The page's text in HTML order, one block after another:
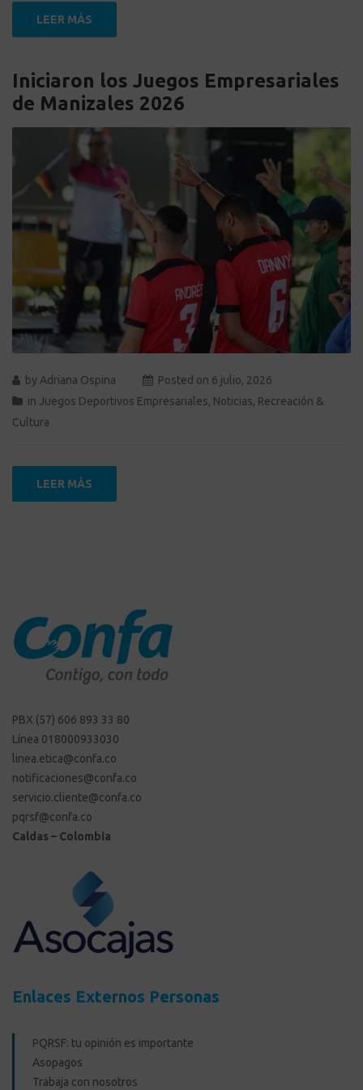
LEER MÁS
Iniciaron los Juegos Empresariales
de Manizales 2026
by Adriana Ospina Posted on 6 julio, 2026
in Juegos Deportivos Empresariales, Noticias, Recreación &
Cultura
LEER MÁS
PBX (57) 606 893 33 80
Línea 018000933030
linea.etica@confa.co
notificaciones@confa.co
servicio.cliente@confa.co
pqrsf@confa.co
Caldas – Colombia
Enlaces Externos Personas
PQRSF: tu opinión es importante
Asopagos
Trabaja con nosotros